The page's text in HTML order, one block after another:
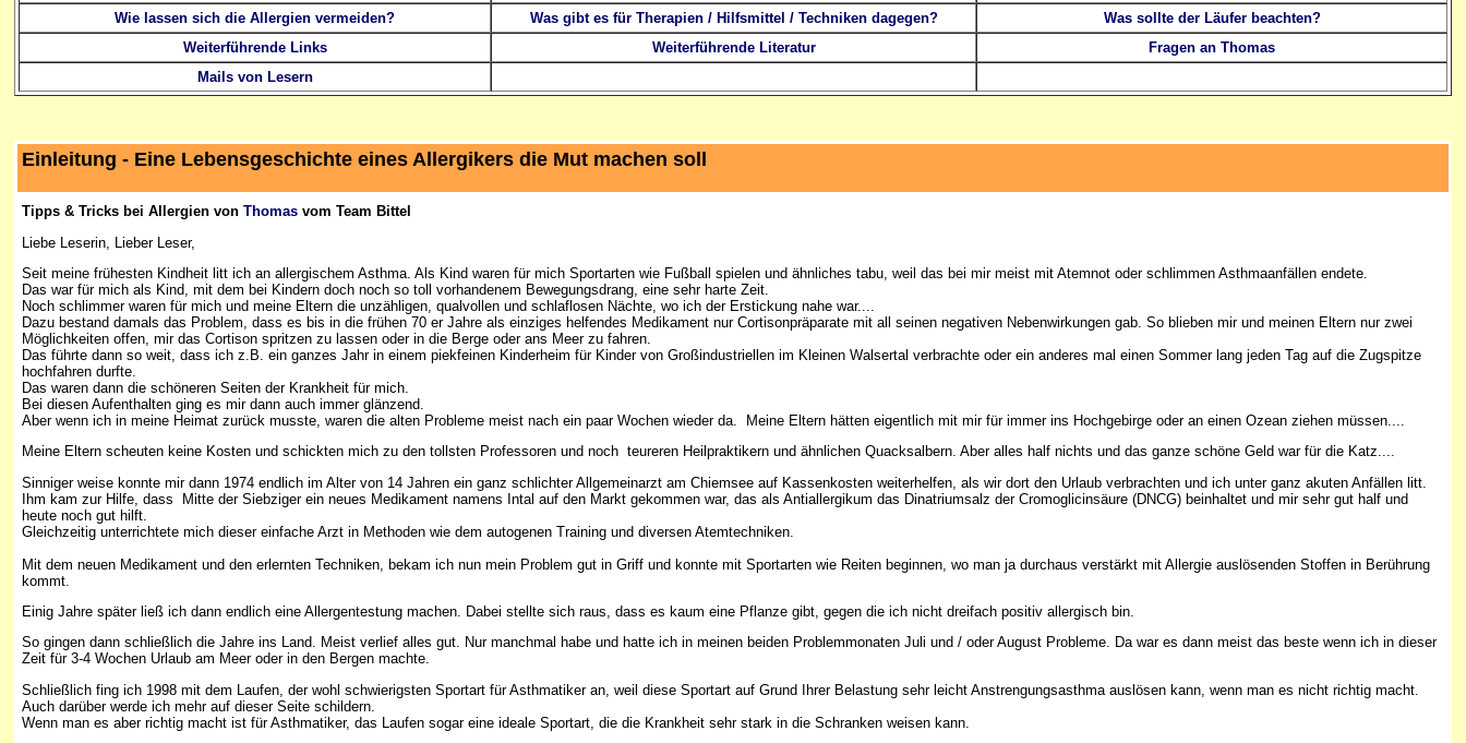
Wie lassen sich die Allergien vermeiden?
Was gibt es für Therapien / Hilfsmittel / Techniken dagegen?
Was sollte der Läufer beachten?
Weiterführende Links
Weiterführende Literatur
Fragen an Thomas
Mails von Lesern
Einleitung - Eine Lebensgeschichte eines Allergikers die Mut machen soll
Tipps & Tricks bei Allergien von Thomas vom Team Bittel
Liebe Leserin, Lieber Leser,
Seit meine frühesten Kindheit litt ich an allergischem Asthma. Als Kind waren für mich Sportarten wie Fußball spielen und ähnliches tabu, weil das bei mir meist mit Atemnot oder schlimmen Asthmaanfällen endete.
Das war für mich als Kind, mit dem bei Kindern doch noch so toll vorhandenem Bewegungsdrang, eine sehr harte Zeit.
Noch schlimmer waren für mich und meine Eltern die unzähligen, qualvollen und schlaflosen Nächte, wo ich der Erstickung nahe war....
Dazu bestand damals das Problem, dass es bis in die frühen 70 er Jahre als einziges helfendes Medikament nur Cortisonpräparate mit all seinen negativen Nebenwirkungen gab. So blieben mir und meinen Eltern nur zwei
Möglichkeiten offen, mir das Cortison spritzen zu lassen oder in die Berge oder ans Meer zu fahren.
Das führte dann so weit, dass ich z.B. ein ganzes Jahr in einem piekfeinen Kinderheim für Kinder von Großindustriellen im Kleinen Walsertal verbrachte oder ein anderes mal einen Sommer lang jeden Tag auf die Zugspitze
hochfahren durfte.
Das waren dann die schöneren Seiten der Krankheit für mich.
Bei diesen Aufenthalten ging es mir dann auch immer glänzend.
Aber wenn ich in meine Heimat zurück musste, waren die alten Probleme meist nach ein paar Wochen wieder da. Meine Eltern hätten eigentlich mit mir für immer ins Hochgebirge oder an einen Ozean ziehen müssen....
Meine Eltern scheuten keine Kosten und schickten mich zu den tollsten Professoren und noch teureren Heilpraktikern und ähnlichen Quacksalbern. Aber alles half nichts und das ganze schöne Geld war für die Katz....
Sinniger weise konnte mir dann 1974 endlich im Alter von 14 Jahren ein ganz schlichter Allgemeinarzt am Chiemsee auf Kassenkosten weiterhelfen, als wir dort den Urlaub verbrachten und ich unter ganz akuten Anfällen litt.
Ihm kam zur Hilfe, dass Mitte der Siebziger ein neues Medikament namens Intal auf den Markt gekommen war, das als Antiallergikum das Dinatriumsalz der Cromoglicinsäure (DNCG) beinhaltet und mir sehr gut half und
heute noch gut hilft.
Gleichzeitig unterrichtete mich dieser einfache Arzt in Methoden wie dem autogenen Training und diversen Atemtechniken.
Mit dem neuen Medikament und den erlernten Techniken, bekam ich nun mein Problem gut in Griff und konnte mit Sportarten wie Reiten beginnen, wo man ja durchaus verstärkt mit Allergie auslösenden Stoffen in Berührung
kommt.
Einig Jahre später ließ ich dann endlich eine Allergentestung machen. Dabei stellte sich raus, dass es kaum eine Pflanze gibt, gegen die ich nicht dreifach positiv allergisch bin.
So gingen dann schließlich die Jahre ins Land. Meist verlief alles gut. Nur manchmal habe und hatte ich in meinen beiden Problemmonaten Juli und / oder August Probleme. Da war es dann meist das beste wenn ich in dieser
Zeit für 3-4 Wochen Urlaub am Meer oder in den Bergen machte.
Schließlich fing ich 1998 mit dem Laufen, der wohl schwierigsten Sportart für Asthmatiker an, weil diese Sportart auf Grund Ihrer Belastung sehr leicht Anstrengungsasthma auslösen kann, wenn man es nicht richtig macht.
Auch darüber werde ich mehr auf dieser Seite schildern.
Wenn man es aber richtig macht ist für Asthmatiker, das Laufen sogar eine ideale Sportart, die die Krankheit sehr stark in die Schranken weisen kann.